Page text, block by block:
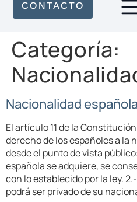
CONTACTO
Categoría:
Nacionalidad española
El artículo 11 de la
derecho de los españoles a la
desde el punto de vista
española se adquiere, se
con lo establecido por la ley.
podrá ser privado de su